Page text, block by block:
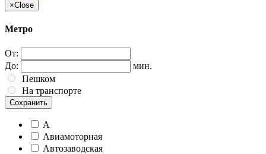
×Close
Метро
От:
До:
мин.
Пешком
На транспорте
Сохранить
А
Авиамоторная
Автозаводская